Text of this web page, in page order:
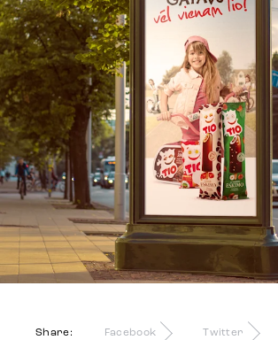
Share: Facebook Twitter